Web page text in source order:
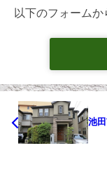
以下のフォームか
池